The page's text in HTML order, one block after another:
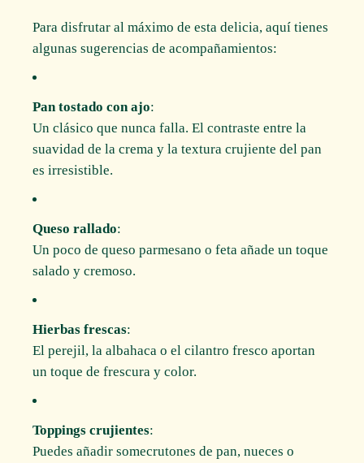
Para disfrutar al máximo de esta delicia, aquí tienes
algunas sugerencias de acompañamientos:
Pan tostado con ajo:
Un clásico que nunca falla. El contraste entre la
suavidad de la crema y la textura crujiente del pan
es irresistible.
Queso rallado:
Un poco de queso parmesano o feta añade un toque
salado y cremoso.
Hierbas frescas:
El perejil, la albahaca o el cilantro fresco aportan
un toque de frescura y color.
Toppings crujientes:
Puedes añadir somecrutones de pan, nueces o